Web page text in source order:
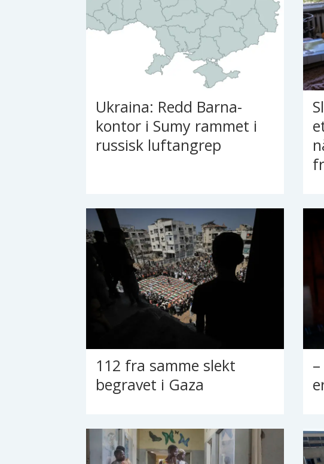
Ukraina: Redd Barna-
kontor i Sumy rammet i
russisk luftangrep
112 fra samme slekt
begravet i Gaza